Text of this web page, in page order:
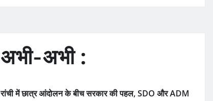
अभी-अभी :
रांची में छात्र आंदोलन के बीच सरकार की पहल, SDO और ADM